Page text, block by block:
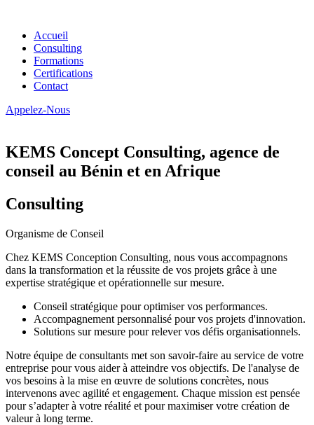
Accueil
Consulting
Formations
Certifications
Contact
Appelez-Nous
KEMS Concept Consulting, agence de
conseil au Bénin et en Afrique
Consulting
Organisme de Conseil
Chez KEMS Conception Consulting, nous vous accompagnons
dans la transformation et la réussite de vos projets grâce à une
expertise stratégique et opérationnelle sur mesure.
Conseil stratégique pour optimiser vos performances.
Accompagnement personnalisé pour vos projets d'innovation.
Solutions sur mesure pour relever vos défis organisationnels.
Notre équipe de consultants met son savoir-faire au service de votre
entreprise pour vous aider à atteindre vos objectifs. De l'analyse de
vos besoins à la mise en œuvre de solutions concrètes, nous
intervenons avec agilité et engagement. Chaque mission est pensée
pour s’adapter à votre réalité et pour maximiser votre création de
valeur à long terme.